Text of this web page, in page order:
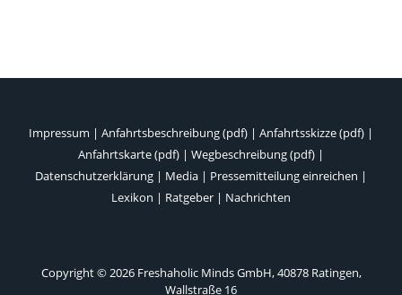
Impressum | Anfahrtsbeschreibung (pdf) | Anfahrtsskizze (pdf) |
Anfahrtskarte (pdf) | Wegbeschreibung (pdf) |
Datenschutzerklärung | Media | Pressemitteilung einreichen |
Lexikon | Ratgeber | Nachrichten
Copyright © 2026 Freshaholic Minds GmbH, 40878 Ratingen,
Wallstraße 16